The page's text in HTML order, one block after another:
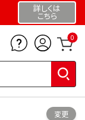
詳しくは
こちら
0
変更